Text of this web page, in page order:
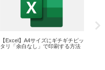
【Excel】A4サイズにギチギチピッ
タリ「余白なし」で印刷する方法